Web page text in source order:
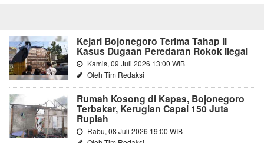
Kejari Bojonegoro Terima Tahap II
Kasus Dugaan Peredaran Rokok Ilegal
Kamis, 09 Juli 2026 13:00 WIB
Oleh Tim Redaksi
Rumah Kosong di Kapas, Bojonegoro
Terbakar, Kerugian Capai 150 Juta
Rupiah
Rabu, 08 Juli 2026 19:00 WIB